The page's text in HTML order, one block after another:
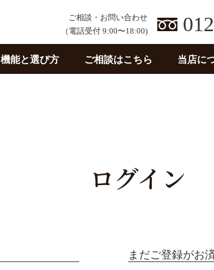
ご相談・お問い合わせ
（電話受付 9:00〜18:00)
機能と選び方 ご相談はこちら 当店に
ログイン
まだご登録がお